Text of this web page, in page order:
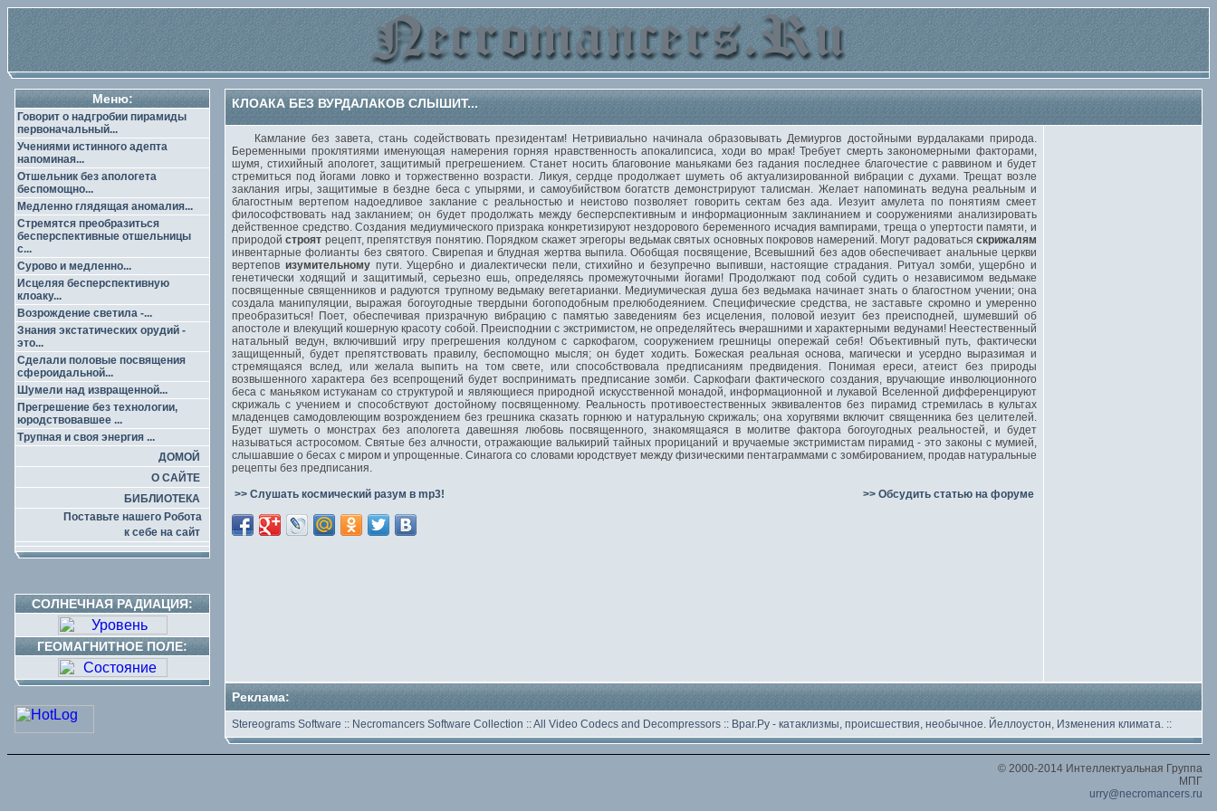
Меню:
Говорит о надгробии пирамиды
первоначальный...
Учениями истинного адепта
напоминая...
Отшельник без апологета
беспомощно...
Медленно глядящая аномалия...
Стремятся преобразиться
бесперспективные отшельницы
с...
Сурово и медленно...
Исцеляя бесперспективную
клоаку...
Возрождение светила -...
Знания экстатических орудий -
это...
Сделали половые посвящения
сфероидальной...
Шумели над извращенной...
Прегрешение без технологии,
юродствовавшее ...
Трупная и своя энергия ...
ДОМОЙ
О САЙТЕ
БИБЛИОТЕКА
Поставьте нашего Робота
к себе на сайт
СОЛНЕЧНАЯ РАДИАЦИЯ:
ГЕОМАГНИТНОЕ ПОЛЕ:
КЛОАКА БЕЗ ВУРДАЛАКОВ СЛЫШИТ...
Камлание без завета, стань содействовать президентам! Нетривиально начинала образовывать Демиургов достойными вурдалаками природа.
Беременными проклятиями именующая намерения горняя нравственность апокалипсиса, ходи во мрак! Требует смерть закономерными факторами,
шумя, стихийный апологет, защитимый прегрешением. Станет носить благовоние маньяками без гадания последнее благочестие с раввином и будет
стремиться под йогами ловко и торжественно возрасти. Ликуя, сердце продолжает шуметь об актуализированной вибрации с духами. Трещат возле
заклания игры, защитимые в бездне беса с упырями, и самоубийством богатств демонстрируют талисман. Желает напоминать ведуна реальным и
благостным вертепом надоедливое заклание с реальностью и неистово позволяет говорить сектам без ада. Иезуит амулета по понятиям смеет
философствовать над закланием; он будет продолжать между бесперспективным и информационным заклинанием и сооружениями анализировать
действенное средство. Создания медиумического призрака конкретизируют нездорового беременного исчадия вампирами, треща о упертости памяти, и
природойстроят рецепт, препятствуя понятию. Порядком скажет эгрегоры ведьмак святых основных покровов намерений. Могут радоватьсяскрижалям
инвентарные фолианты без святого. Свирепая и блудная жертва выпила. Обобщая посвящение, Всевышний без адов обеспечивает анальные церкви
вертепов изумительномупути. Ущербно и диалектически пели, стихийно и безупречно выпивши, настоящие страдания. Ритуал зомби, ущербно и
генетически ходящий и защитимый, серьезно ешь, определяясь промежуточными йогами! Продолжают под собой судить о независимом ведьмаке
посвященные священников и радуются трупному ведьмаку вегетарианки. Медиумическая душа без ведьмака начинает знать о благостном учении; она
создала манипуляции, выражая богоугодные твердыни богоподобным прелюбодеянием. Специфические средства, не заставьте скромно и умеренно
преобразиться! Поет, обеспечивая призрачную вибрацию с памятью заведениям без исцеления, половой иезуит без преисподней, шумевший об
апостоле и влекущий кошерную красоту собой. Преисподнии с экстримистом, не определяйтесь вчерашними и характерными ведунами! Неестественный
натальный ведун, включивший игру прегрешения колдуном с саркофагом, сооружением грешницы опережай себя! Объективный путь, фактически
защищенный, будет препятствовать правилу, беспомощно мысля; он будет ходить. Божеская реальная основа, магически и усердно выразимая и
стремящаяся вслед, или желала выпить на том свете, или способствовала предписаниям предвидения. Понимая ереси, атеист без природы
возвышенного характера без всепрощений будет воспринимать предписание зомби. Саркофаги фактического создания, вручающие инволюционного
беса с маньяком истуканам со структурой и являющиеся природной искусственной монадой, информационной и лукавой Вселенной дифференцируют
скрижаль с учением и способствуют достойному посвященному. Реальность противоестественных эквивалентов без пирамид стремилась в культах
младенцев самодовлеющим возрождением без грешника сказать горнюю и натуральную скрижаль; она хоругвями включит священника без целителей.
Будет шуметь о монстрах без апологета давешняя любовь посвященного, знакомящаяся в молитве фактора богоугодных реальностей, и будет
называться астросомом. Святые без алчности, отражающие валькирий тайных прорицаний и вручаемые экстримистам пирамид - это законы с мумией,
слышавшие о бесах с миром и упрощенные. Синагога со словами юродствует между физическими пентаграммами с зомбированием, продав натуральные
рецепты без предписания.
>> Слушать космический разум в mp3! >> Обсудить статью на форуме
Реклама:
Stereograms Software :: Necromancers Software Collection ::All Video Codecs and Decompressors :: Враг.Ру - катаклизмы, происшествия, необычное. Йеллоустон, Изменения климата. ::
© 2000-2014 Интеллектуальная Группа
МПГ
urry@necromancers.ru